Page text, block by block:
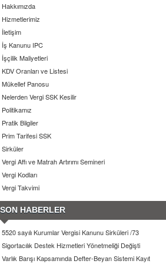
Hakkımızda
Hizmetlerimiz
İletişim
İş Kanunu IPC
İşçilik Maliyetleri
KDV Oranları ve Listesi
Mükellef Panosu
Nelerden Vergi SSK Kesilir
Politikamız
Pratik Bilgiler
Prim Tarifesi SSK
Sirküler
Vergi Affı ve Matrah Artırımı Semineri
Vergi Kodları
Vergi Takvimi
SON HABERLER
5520 sayılı Kurumlar Vergisi Kanunu Sirküleri /73
Sigortacılık Destek Hizmetleri Yönetmeliği Değişti
Varlık Barışı Kapsamında Defter-Beyan Sistemi Kayıt